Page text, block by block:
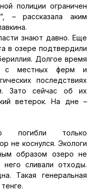
полиции ограничен
– рассказала аким
знают давно. Еще
в озере подтвердили
Долгое время
с местных ферм и
последствиях
Зато сейчас об их
ветерок. На дне –
погибли только
не коснулся. Экологи
образом озеро не
сливали отходы.
Такая генеральная